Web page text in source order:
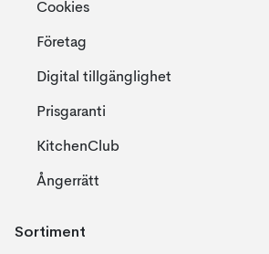
Cookies
Företag
Digital tillgänglighet
Prisgaranti
KitchenClub
Ångerrätt
Sortiment